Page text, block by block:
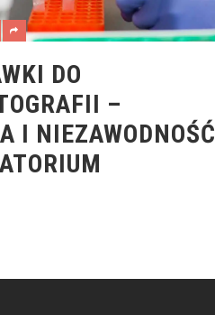
DO
–
I NIEZAWODNOŚĆ